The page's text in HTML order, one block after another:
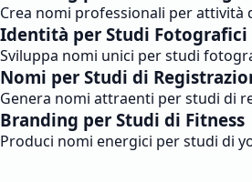
Crea nomi professionali per
Identità per Studi Fotografici
Sviluppa nomi unici per studi
Nomi per Studi di
Genera nomi attraenti per studi di
Branding per Studi di Fitness
Produci nomi energici per studi di